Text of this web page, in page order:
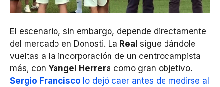
El escenario, sin embargo, depende directamente
del mercado en Donosti. La Real sigue dándole
vueltas a la incorporación de un centrocampista
más, con Yangel Herrera como gran objetivo.
Sergio Francisco lo dejó caer antes de medirse al